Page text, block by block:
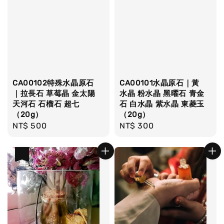
CA00102特殊水晶原石
｜拉長石 草莓晶 金太陽
天河石 石榴石 超七
（20g）
Regular
NT$ 500
CA00101水晶原石｜黃
水晶 粉水晶 黑曜石 青金
石 白水晶 紫水晶 東菱玉
（20g）
Regular
NT$ 300